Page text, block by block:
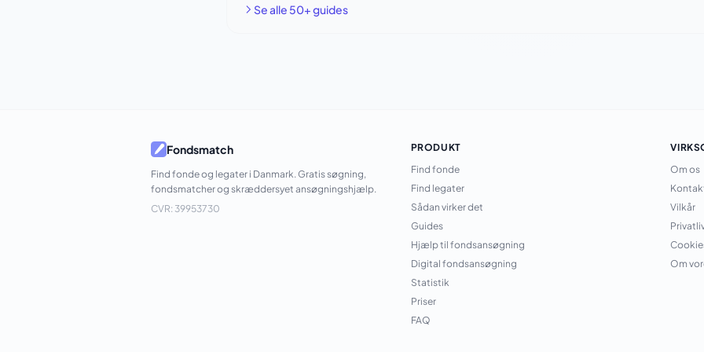
Se alle 50+ guides
Fondsmatch
Find fonde og legater i Danmark. Gratis søgning,
fondsmatcher og skræddersyet ansøgningshjælp.
CVR: 39953730
PRODUKT
Find fonde
Find legater
Sådan virker det
Guides
Hjælp til fondsansøgning
Digital fondsansøgning
Statistik
Priser
FAQ
Om os
Vilkår
Om